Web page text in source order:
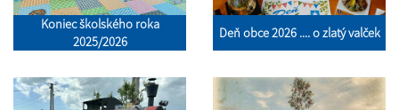
Koniec školského roka
2025/2026
Deň obce 2026 .... o zlatý valček